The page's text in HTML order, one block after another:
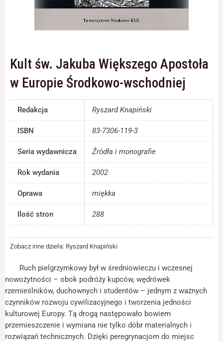
Kult św. Jakuba Większego Apostoła
w Europie Środkowo-wschodniej
Redakcja Ryszard Knapiński
ISBN 83-7306-119-3
Seria wydawnicza Źródła i monografie
Rok wydania 2002
Oprawa miękka
Ilość stron 288
Zobacz inne dzieła: Ryszard Knapiński
Ruch pielgrzymkowy był w średniowieczu i wczesnej
nowożytności – obok podróży kupców, wędrówek
rzemieślników, duchownych i studentów – jednym z ważnych
czynników rozwoju cywilizacyjnego i tworzenia jedności
kulturowej Europy. Tą drogą następowało bowiem
przemieszczenie i wymiana nie tylko dóbr materialnych i
rozwiązań technicznych. Dzięki peregrynacjom do miejsc
one potrzebne
funkcjonowania
strony
Statystyka
Abyśmy mogli
funkcjonalność
i strukturę
strony
internetowej,
jest używana.
internetowa
najlepiej podczas
funkcje znikną ze
strony
internetowej.
Marketing
Udostępniając
swoje